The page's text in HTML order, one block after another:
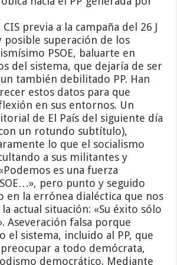
previa a la campaña del 26 J
posible superación de los
PSOE, baluarte en
del sistema, que dejaría de ser
también debilitado PP. Han
estos datos para que
en sus entornos. Un
de El País del siguiente día
un rotundo subtítulo),
lo que el socialismo
a sus militantes y
es una fuerza
pero punto y seguido
en la errónea dialéctica que nos
actual situación: «Su éxito sólo
Aseveración falsa porque
el sistema, incluido al PP, que
a todo demócrata,
democrático. Mediante